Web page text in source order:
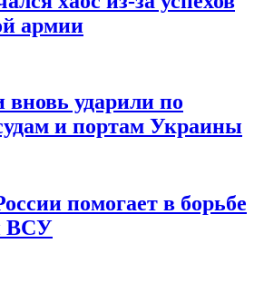
армии
вновь ударили по
и портам Украины
помогает в борьбе
ВСУ